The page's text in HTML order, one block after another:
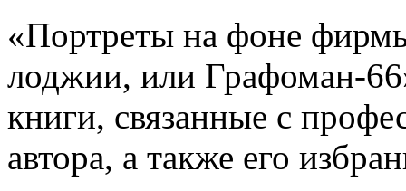
«Портреты на фоне
лоджии, или Графоман-
книги, связанные с
автора, а также его